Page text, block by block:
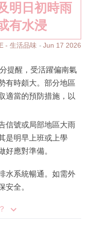
明日初時雨
有水浸
- 生活品味 Jun 17 2026
提醒，受活躍偏南氣
有時頗大。部分地區
適當的預防措施，以
信號或局部地區大雨
是明早上班或上學
好應對準備。
水系統暢通。如需外
安全。